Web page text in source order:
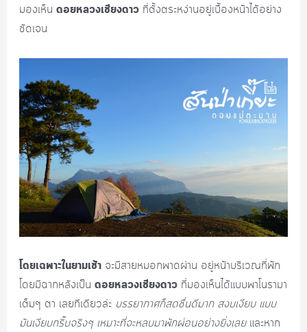
มองเห็น ดอยหลวงเชียงดาวที่ตั้งตระหง่านอยู่เบื้องหน้าได้อย่าง
ชัดเจน
โดยเฉพาะในยามเช้าจะมีสายหมอกพาดผ่าน อยู่หน้าบริเวณที่พัก
โดยมีฉากหลังเป็น ดอยหลวงเชียงดาวที่มองเห็นได้แบบพาโนรามา
เต็มๆ ตา เลยทีเดียวล่ะ บรรยากาศก็สดชื่นดีมาก สงบเงียบ แบบ
มันเงียบกริ๊บจริงๆ เหมาะที่จะหลบมาพักผ่อนอย่างยิ่งเลยและหาก